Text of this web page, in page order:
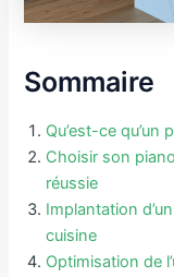
Sommaire
Qu’est-ce
Choisir son
réussie
Implantation
cuisine
Optimisation de